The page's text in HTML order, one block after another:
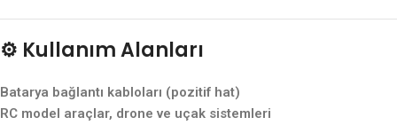
⚙️ Kullanım Alanları
Batarya bağlantı kabloları (pozitif hat)
RC model araçlar, drone ve uçak sistemleri